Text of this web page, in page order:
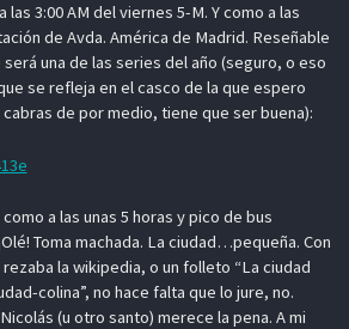
3:00 AM del viernes 5-M. Y como a las
de Avda. América de Madrid. Reseñable
una de las series del año (seguro, o eso
se refleja en el casco de la que espero
de por medio, tiene que ser buena):
a las unas 5 horas y pico de bus
Toma machada. La ciudad…pequeña. Con
la wikipedia, o un folleto “La ciudad
colina”, no hace falta que lo jure, no.
(u otro santo) merece la pena. A mi